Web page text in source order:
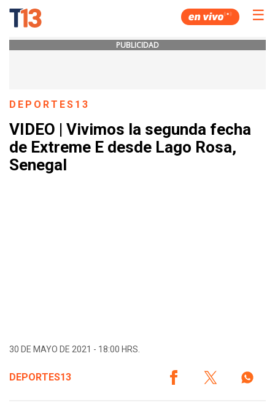
☰
PUBLICIDAD
DEPORTES13
VIDEO | Vivimos la segunda fecha
de Extreme E desde Lago Rosa,
Senegal
30 DE MAYO DE 2021 - 18:00 HRS.
DEPORTES13